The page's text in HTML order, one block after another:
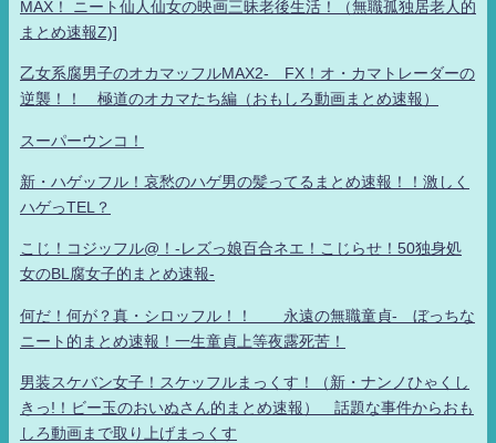
MAX！ ニート仙人仙女の映画三昧老後生活！（無職孤独居老人的
まとめ速報Z)]
乙女系腐男子のオカマッフルMAX2- FX！オ・カマトレーダーの
逆襲！！ 極道のオカマたち編（おもしろ動画まとめ速報）
スーパーウンコ！
新・ハゲッフル！哀愁のハゲ男の髪ってるまとめ速報！！激しく
ハゲっTEL？
こじ！コジッフル@！-レズっ娘百合ネエ！こじらせ！50独身処
女のBL腐女子的まとめ速報-
何だ！何が？真・シロッフル！！ 永遠の無職童貞- ぼっちな
ニート的まとめ速報！一生童貞上等夜露死苦！
男装スケバン女子！スケッフルまっくす！（新・ナンノひゃくし
きっ!！ビー玉のおいぬさん的まとめ速報） 話題な事件からおも
しろ動画まで取り上げまっくす